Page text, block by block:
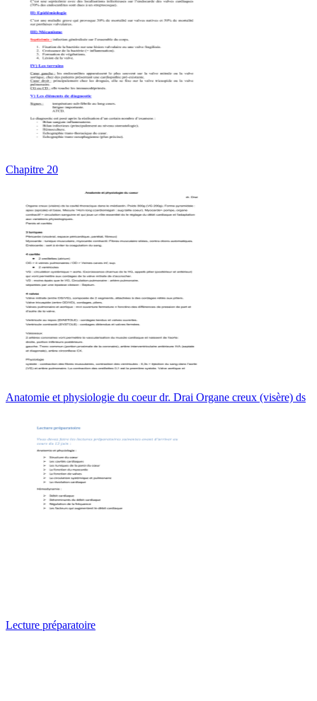
Chapitre 20
Anatomie et physiologie du coeur dr. Drai Organe creux (visère) ds
Lecture préparatoire